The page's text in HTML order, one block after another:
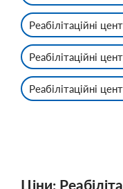
Реабілітаційні
Реабілітаційні
Реабілітаційні
Ціни: